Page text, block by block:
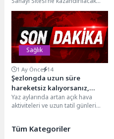
olan 112 Acil Sağlık İstasyonu ve
Aile...
Sağlık
1 Ay Önce 14
Şezlongda uzun süre
hareketsiz kalıyorsanız,
dikkat!
Yaz aylarında artan açık hava
aktiviteleri ve uzun tatil günleri
Tüm Kategoriler